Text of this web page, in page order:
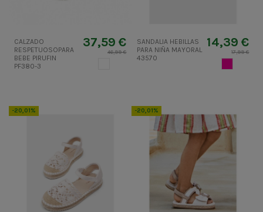
CALZADO
RESPETUOSOPARA
BEBE PIRUFIN
PF380-3
37,59 €
46,99 €
SANDALIA HEBILLAS
PARA NIÑA MAYORAL
43570
14,39 €
17,99 €
-20,01% -20,01%